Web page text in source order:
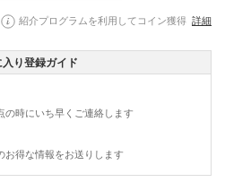
紹介プログラムを利用してコイン獲得 詳細
入り登録ガイド
の時にいち早くご連絡します
お得な情報をお送りします